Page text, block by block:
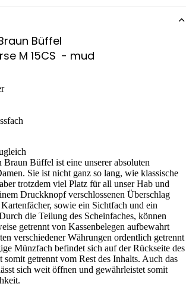
Büffel
M 15CS - mud
Büffel ist eine unserer absoluten
Sie ist nicht ganz so lang, wie klassische
trotzdem viel Platz für all unser Hab und
Druckknopf verschlossenen Überschlag
sowie ein Sichtfach und ein
die Teilung des Scheinfaches, können
getrennt von Kassenbelegen aufbewahrt
verschiedener Währungen ordentlich getrennt
Münzfach befindet sich auf der Rückseite des
somit getrennt vom Rest des Inhalts. Auch das
sich weit öffnen und gewährleistet somit